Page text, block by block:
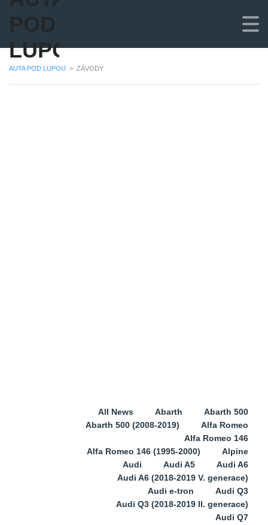
POD
LUPOU
AUTA POD LUPOU > ZÁVODY
All News Abarth
Abarth 500
Abarth 500 (2008-2019)
Alfa Romeo
Alfa Romeo 146
Alfa Romeo 146 (1995-2000)
Alpine
Audi
Audi A5
Audi A6
Audi A6 (2018-2019 V. generace)
Audi e-tron
Audi Q3
Audi Q3 (2018-2019 II. generace)
Audi Q7